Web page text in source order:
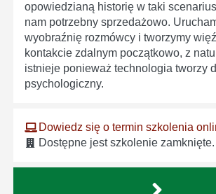
opowiedzianą historię w taki
nam potrzebny sprzedażowo.
wyobraźnię rozmówcy i tworzymy
kontakcie zdalnym początkowo, z
istnieje ponieważ technologia tworzy
psychologiczny.
Dowiedz się o termin szkolenia
Dostępne jest szkolenie zamknięte.